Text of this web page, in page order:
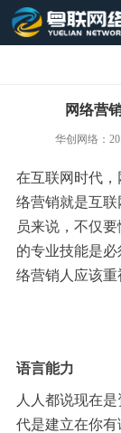
网络营
华创网络：
在互联网时代
络营销就是互
员来说，不仅
的专业技能是
络营销人应该重
语言能力
人人都说现在
代是建立在你